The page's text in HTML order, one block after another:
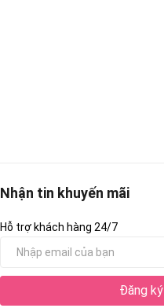
Nhận tin khuyến mãi
Hỗ trợ khách hàng 24/7
Đăng ký